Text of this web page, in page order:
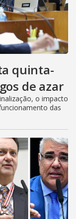
quinta-
de azar
o impacto
das